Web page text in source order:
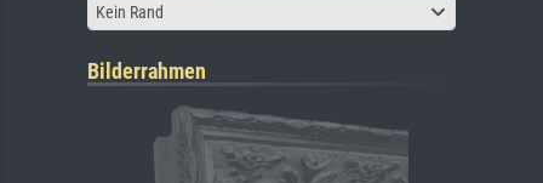
Kein Rand
Bilderrahmen